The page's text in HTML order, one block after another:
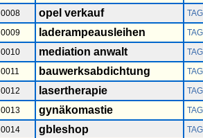
0008
opel verkauf
0009
laderampeausleihen
0010
mediation anwalt
0011
bauwerksabdichtung
0012
lasertherapie
0013
gynäkomastie
0014
gbleshop